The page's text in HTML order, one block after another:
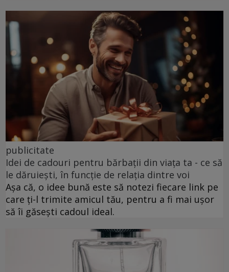
publicitate
Idei de cadouri pentru bărbații din viața ta - ce să
le dăruiești, în funcție de relația dintre voi
Așa că, o idee bună este să notezi fiecare link pe
care ți-l trimite amicul tău, pentru a fi mai ușor
să îi găsești cadoul ideal.